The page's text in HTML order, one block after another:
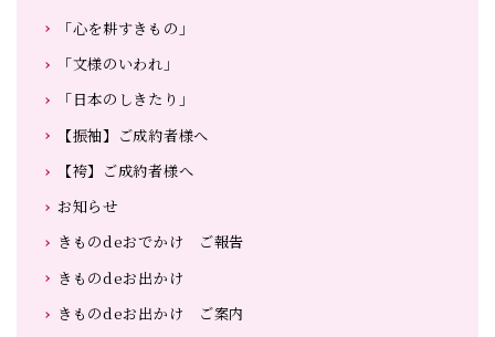
「心を耕すきもの」
「文様のいわれ」
「日本のしきたり」
【振袖】ご成約者様へ
【袴】ご成約者様へ
お知らせ
きものdeおでかけ ご報告
きものdeお出かけ
きものdeお出かけ ご案内